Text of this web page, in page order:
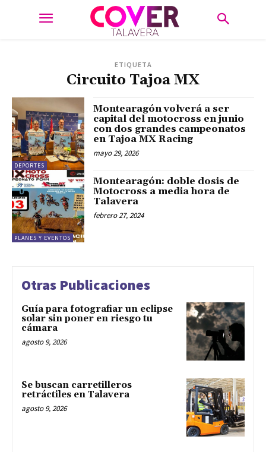
ETIQUETA
Circuito Tajoa MX
DEPORTES
Montearagón volverá a ser
capital del motocross en junio
con dos grandes campeonatos
en Tajoa MX Racing
mayo 29, 2026
PLANES Y EVENTOS
Montearagón: doble dosis de
Motocross a media hora de
Talavera
febrero 27, 2024
Otras Publicaciones
Guía para fotografiar un eclipse
solar sin poner en riesgo tu
cámara
agosto 9, 2026
Se buscan carretilleros
retráctiles en Talavera
agosto 9, 2026